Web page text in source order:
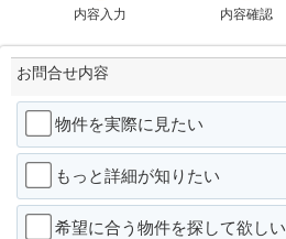
内容入力
内容確認
お問合せ内容
物件を実際に見たい
もっと詳細が知りたい
希望に合う物件を探して欲しい